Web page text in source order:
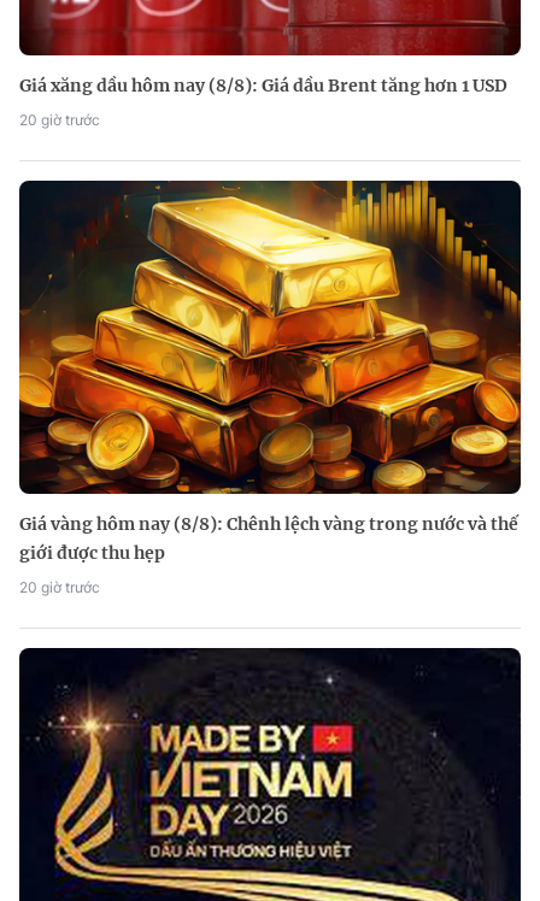
Giá xăng dầu hôm nay (8/8): Giá dầu Brent tăng hơn 1 USD
20 giờ trước
Giá vàng hôm nay (8/8): Chênh lệch vàng trong nước và thế
giới được thu hẹp
20 giờ trước